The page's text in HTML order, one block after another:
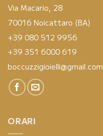
Via Macario, 28
70016 Noicattaro (BA)
+39 080 512 9956
+39 351 6000 619
boccuzzigioielli@gmail.com
ORARI